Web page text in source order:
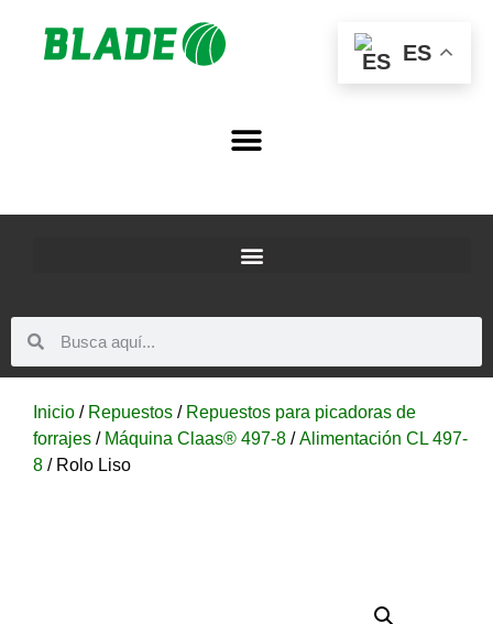
Inicio / Repuestos / Repuestos para picadoras de
forrajes / Máquina Claas® 497-8 /Alimentación CL 497-
8 / Rolo Liso
ES